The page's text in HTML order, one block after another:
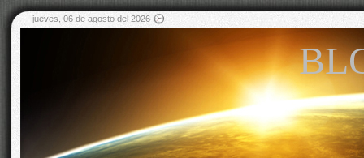
jueves, 06 de agosto del 2026